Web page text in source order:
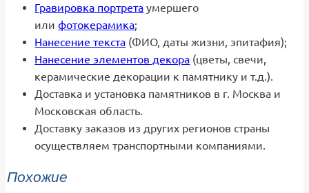
Гравировка портрета умершего
илифотокерамика;
Нанесение текста (ФИО, даты жизни, эпитафия);
Нанесение элементов декора (цветы, свечи,
керамические декорации к памятнику и т.д.).
Доставка и установка памятников в г. Москва и
Московская область.
Доставку заказов из других регионов страны
осуществляем транспортными компаниями.
Похожие